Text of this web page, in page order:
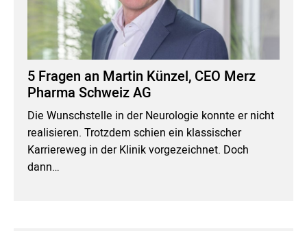
5 Fragen an Martin Künzel, CEO Merz
Pharma Schweiz AG
Die Wunschstelle in der Neurologie konnte er nicht
realisieren. Trotzdem schien ein klassischer
Karriereweg in der Klinik vorgezeichnet. Doch
dann…